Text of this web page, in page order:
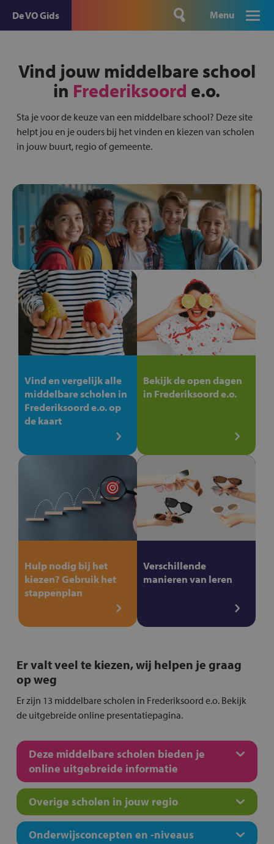
De VO Gids Menu
Vind jouw middelbare school
in Frederiksoord e.o.
Sta je voor de keuze van een middelbare school? Deze site
helpt jou en je ouders bij het vinden en kiezen van scholen
in jouw buurt, regio of gemeente.
Vind en vergelijk alle
middelbare scholen in
Frederiksoord e.o. op
de kaart
Bekijk de open dagen
in Frederiksoord e.o.
Hulp nodig bij het
kiezen? Gebruik het
stappenplan
Verschillende
manieren van leren
Er valt veel te kiezen, wij helpen je graag
op weg
Er zijn 13 middelbare scholen in Frederiksoord e.o. Bekijk
de uitgebreide online presentatiepagina.
Deze middelbare scholen bieden je
online uitgebreide informatie
Overige scholen in jouw regio
Onderwijsconcepten en -niveaus